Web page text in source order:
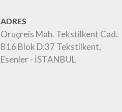
ADRES
Oruçreis Mah. Tekstilkent Cad.
B16 Blok D:37 Tekstilkent,
Esenler - İSTANBUL